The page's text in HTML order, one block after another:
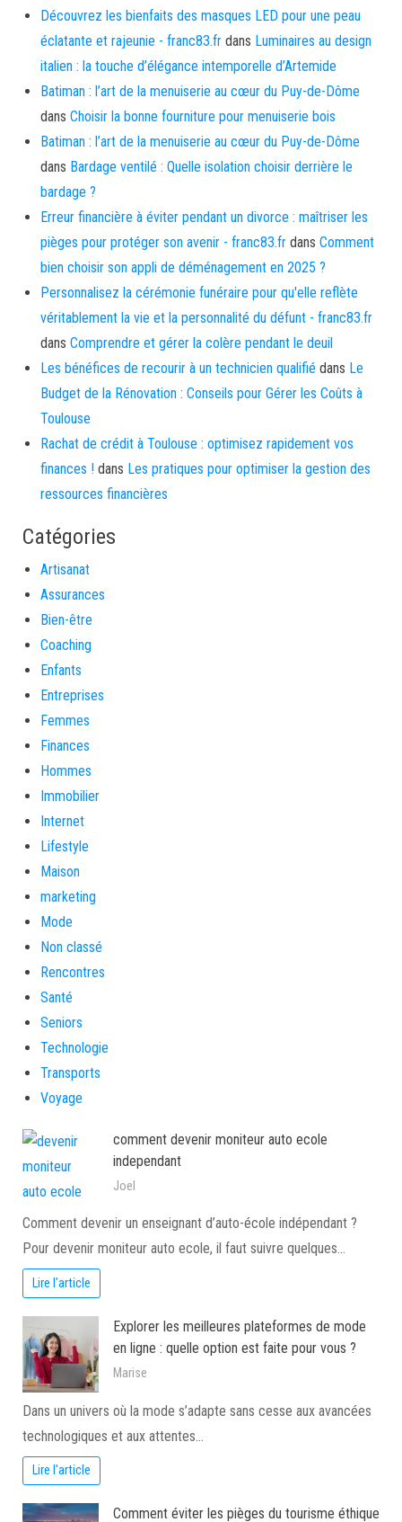
Découvrez les bienfaits des masques LED pour une peau
éclatante et rajeunie - franc83.fr dans Luminaires au design
italien : la touche d’élégance intemporelle d’Artemide
Batiman : l’art de la menuiserie au cœur du Puy-de-Dôme
dans Choisir la bonne fourniture pour menuiserie bois
Batiman : l’art de la menuiserie au cœur du Puy-de-Dôme
dans Bardage ventilé : Quelle isolation choisir derrière le
bardage ?
Erreur financière à éviter pendant un divorce : maîtriser les
pièges pour protéger son avenir - franc83.fr dans Comment
bien choisir son appli de déménagement en 2025 ?
Personnalisez la cérémonie funéraire pour qu'elle reflète
véritablement la vie et la personnalité du défunt - franc83.fr
dans Comprendre et gérer la colère pendant le deuil
Les bénéfices de recourir à un technicien qualifié dans Le
Budget de la Rénovation : Conseils pour Gérer les Coûts à
Toulouse
Rachat de crédit à Toulouse : optimisez rapidement vos
finances ! dans Les pratiques pour optimiser la gestion des
ressources financières
Catégories
Artisanat
Assurances
Bien-être
Coaching
Enfants
Entreprises
Femmes
Finances
Hommes
Immobilier
Internet
Lifestyle
Maison
marketing
Mode
Non classé
Rencontres
Santé
Seniors
Technologie
Transports
Voyage
comment devenir moniteur auto ecole
independant
Joel
Comment devenir un enseignant d’auto-école indépendant ?
Pour devenir moniteur auto ecole, il faut suivre quelques…
Lire l'article
Explorer les meilleures plateformes de mode
en ligne : quelle option est faite pour vous ?
Marise
Dans un univers où la mode s’adapte sans cesse aux avancées
technologiques et aux attentes…
Lire l'article
Comment éviter les pièges du tourisme éthique